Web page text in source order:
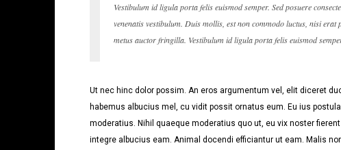
Vestibulum id ligula porta felis euismod semper. Sed posuere
venenatis vestibulum. Duis mollis, est non commodo luctus, nisi
metus auctor fringilla. Vestibulum id ligula porta felis euismod
Ut nec hinc dolor possim. An eros argumentum vel, elit diceret
habemus albucius mel, cu vidit possit ornatus eum. Eu ius
moderatius. Nihil quaeque moderatius quo ut, eu vix noster
integre albucius eam. Animal docendi efficiantur ut eam. Malis